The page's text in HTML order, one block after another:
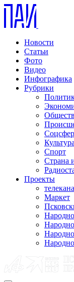
Новости
Статьи
Фото
Видео
Инфографика
Рубрики
Культура
Спорт
Страна
Проекты
Маркет